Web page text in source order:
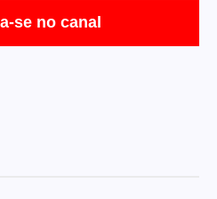
se no canal